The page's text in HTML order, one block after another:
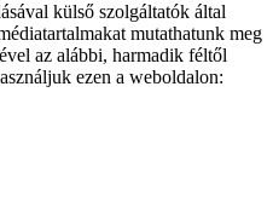
külső szolgáltatók által
mutathatunk meg
az alábbi, harmadik féltől
ezen a weboldalon: